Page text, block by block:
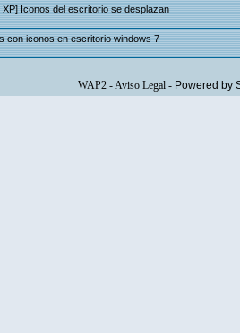
XP] Iconos del escritorio se desplazan
con iconos en escritorio windows 7
WAP2-Aviso Legal- Powered by